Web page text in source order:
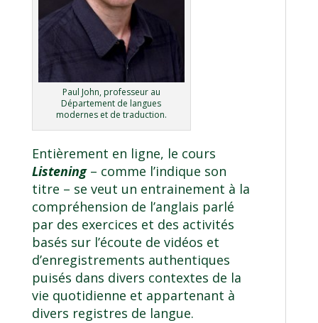
Paul John, professeur au
Département de langues
modernes et de traduction.
Entièrement en ligne, le cours
Listening – comme l’indique son
titre – se veut un entrainement à la
compréhension de l’anglais parlé
par des exercices et des activités
basés sur l’écoute de vidéos et
d’enregistrements authentiques
puisés dans divers contextes de la
vie quotidienne et appartenant à
divers registres de langue.